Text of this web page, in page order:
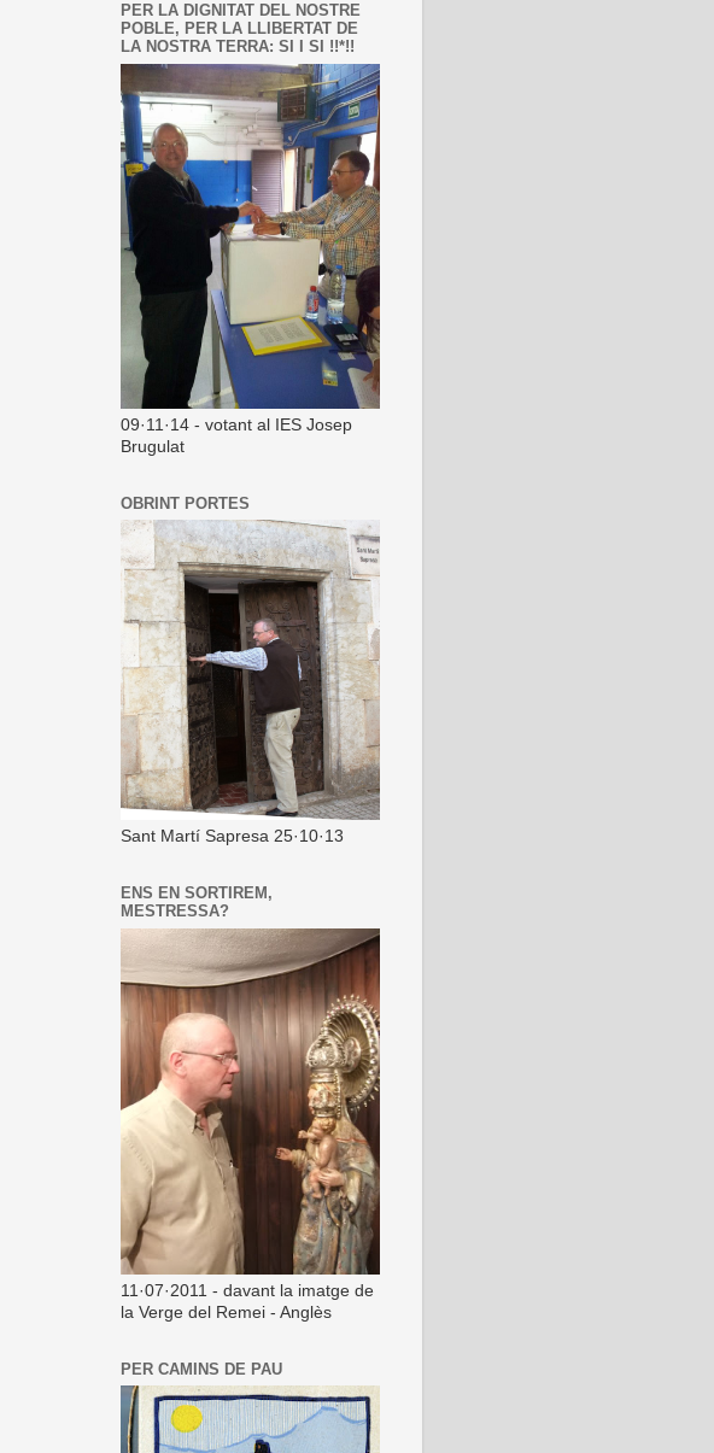
PER LA DIGNITAT DEL NOSTRE
POBLE, PER LA LLIBERTAT DE
LA NOSTRA TERRA: SI I SI !!*!!
09·11·14 - votant al IES Josep
Brugulat
OBRINT PORTES
Sant Martí Sapresa 25·10·13
ENS EN SORTIREM,
MESTRESSA?
11·07·2011 - davant la imatge de
la Verge del Remei - Anglès
PER CAMINS DE PAU